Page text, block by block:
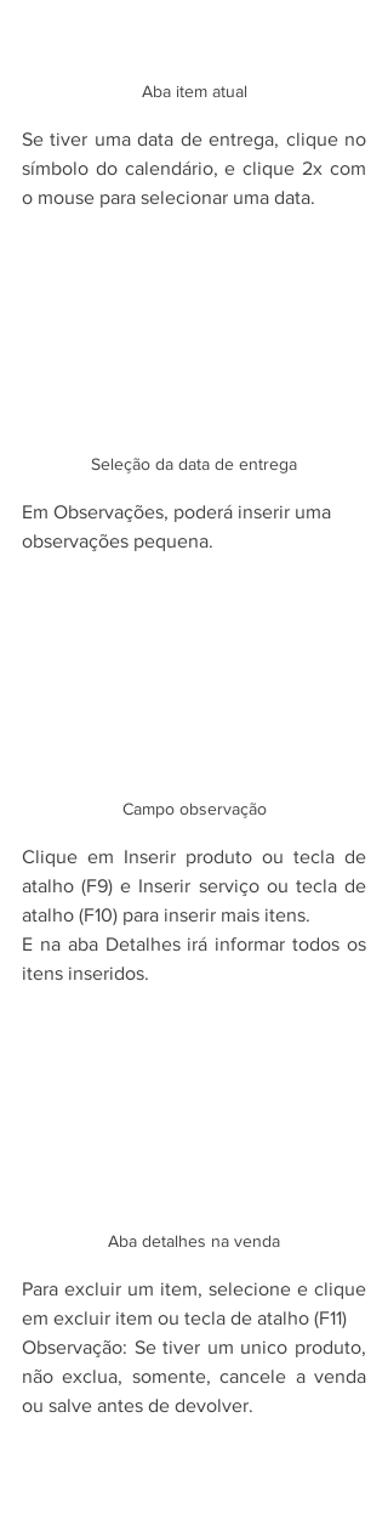
Aba item atual
Se tiver uma data de entrega, clique no
símbolo do calendário, e clique 2x com
o mouse para selecionar uma data.
Seleção da data de entrega
Em Observações, poderá inserir uma
observações pequena.
Campo observação
Clique em Inserir produto ou tecla de
atalho (F9) e Inserir serviço ou tecla de
atalho (F10) para inserir mais itens.
E na aba Detalhes irá informar todos os
itens inseridos.
Aba detalhes na venda
Para excluir um item, selecione e clique
em excluir item ou tecla de atalho (F11)
Observação: Se tiver um unico produto,
não exclua, somente, cancele a venda
ou salve antes de devolver.